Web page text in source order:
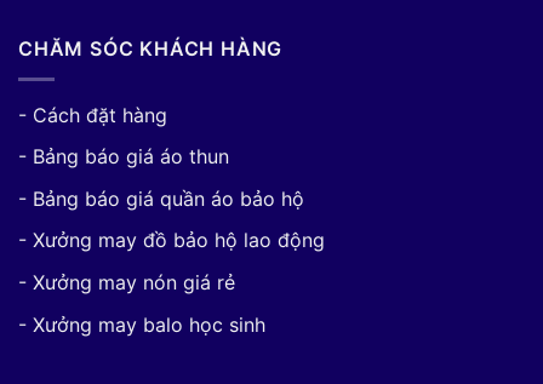
CHĂM SÓC KHÁCH HÀNG
- Cách đặt hàng
- Bảng báo giá áo thun
- Bảng báo giá quần áo bảo hộ
- Xưởng may đồ bảo hộ lao động
- Xưởng may nón giá rẻ
- Xưởng may balo học sinh